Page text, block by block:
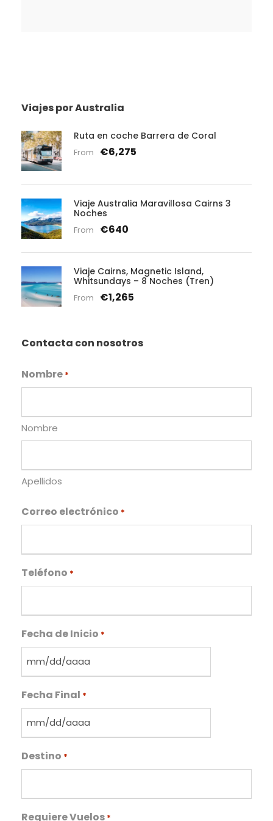
Viajes por Australia
Ruta en coche Barrera de Coral
From €6,275
Viaje Australia Maravillosa Cairns 3
Noches
From €640
Viaje Cairns, Magnetic Island,
Whitsundays – 8 Noches (Tren)
From €1,265
Contacta con nosotros
Nombre *
Nombre
Apellidos
Correo electrónico *
Teléfono *
Fecha de Inicio *
M
b
a
r
a
D
Fecha Final *
M
b
a
r
a
Destino *
Requiere Vuelos *